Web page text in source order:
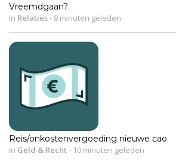
Vreemdgaan?
in Relaties- 8 minuten geleden
Reis/onkostenvergoeding nieuwe cao.
in Geld & Recht- 10 minuten geleden